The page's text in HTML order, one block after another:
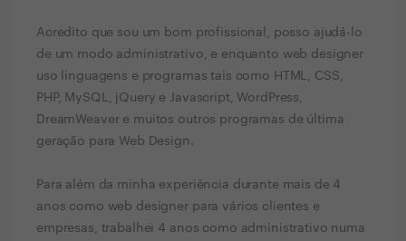
Acredito que sou um bom profissional, posso ajudá-lo
de um modo administrativo, e enquanto web designer
uso linguagens e programas tais como HTML, CSS,
PHP, MySQL, jQuery e Javascript, WordPress,
DreamWeaver e muitos outros programas de última
geração para Web Design.
Para além da minha experiência durante mais de 4
anos como web designer para vários clientes e
empresas, trabalhei 4 anos como administrativo numa